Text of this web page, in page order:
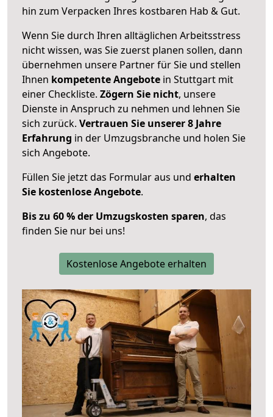
hin zum Verpacken Ihres kostbaren Hab & Gut.
Wenn Sie durch Ihren alltäglichen Arbeitsstress
nicht wissen, was Sie zuerst planen sollen, dann
übernehmen unsere Partner für Sie und stellen
Ihnen kompetente Angebote in Stuttgart mit
einer Checkliste. Zögern Sie nicht, unsere
Dienste in Anspruch zu nehmen und lehnen Sie
sich zurück. Vertrauen Sie unserer 8 Jahre
Erfahrung in der Umzugsbranche und holen Sie
sich Angebote.
Füllen Sie jetzt das Formular aus und erhalten
Sie kostenlose Angebote.
Bis zu 60 % der Umzugskosten sparen, das
finden Sie nur bei uns!
Kostenlose Angebote erhalten